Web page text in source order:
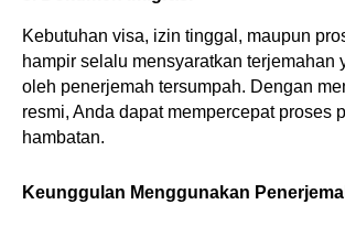
Kebutuhan visa, izin tinggal, maupun
hampir selalu mensyaratkan terjemahan
oleh penerjemah tersumpah. Dengan
resmi, Anda dapat mempercepat proses
hambatan.
Keunggulan Menggunakan